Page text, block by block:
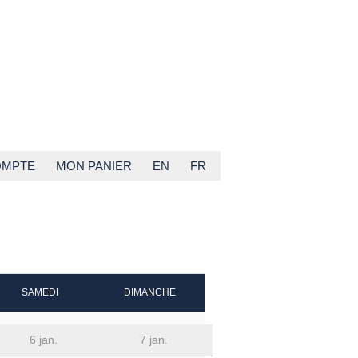
FR
EN
MON PANIER
SAMEDI DIMANCHE
6 jan. 7 jan.